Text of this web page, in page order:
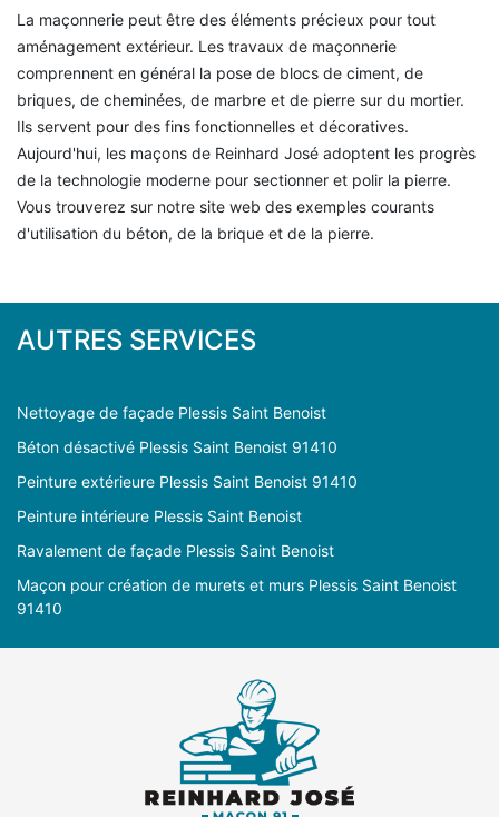
La maçonnerie peut être des éléments précieux pour tout
aménagement extérieur. Les travaux de maçonnerie
comprennent en général la pose de blocs de ciment, de
briques, de cheminées, de marbre et de pierre sur du mortier.
Ils servent pour des fins fonctionnelles et décoratives.
Aujourd'hui, les maçons de Reinhard José adoptent les progrès
de la technologie moderne pour sectionner et polir la pierre.
Vous trouverez sur notre site web des exemples courants
d'utilisation du béton, de la brique et de la pierre.
AUTRES SERVICES
Nettoyage de façade Plessis Saint Benoist
Béton désactivé Plessis Saint Benoist 91410
Peinture extérieure Plessis Saint Benoist 91410
Peinture intérieure Plessis Saint Benoist
Ravalement de façade Plessis Saint Benoist
Maçon pour création de murets et murs Plessis Saint Benoist
91410